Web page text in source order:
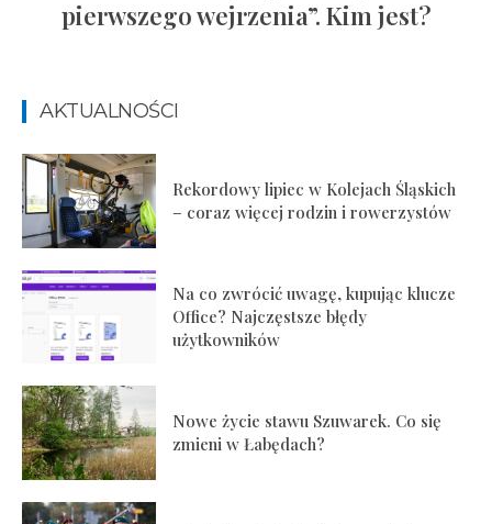
pierwszego wejrzenia”. Kim jest?
AKTUALNOŚCI
Rekordowy lipiec w Kolejach Śląskich
– coraz więcej rodzin i rowerzystów
Na co zwrócić uwagę, kupując klucze
Office? Najczęstsze błędy
użytkowników
Nowe życie stawu Szuwarek. Co się
zmieni w Łabędach?